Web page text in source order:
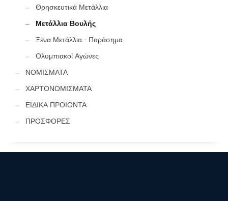
Θρησκευτικά Μετάλλια
Μετάλλια Βουλής
Ξένα Μετάλλια - Παράσημα
Ολυμπιακοί Αγώνες
ΝΟΜΙΣΜΑΤΑ
ΧΑΡΤΟΝΟΜΙΣΜΑΤΑ
ΕΙΔΙΚΑ ΠΡΟΙΟΝΤΑ
ΠΡΟΣΦΟΡΕΣ